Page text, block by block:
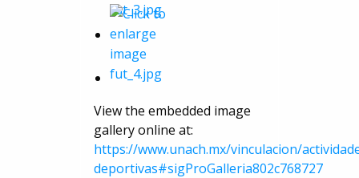
View the embedded image
gallery online at:
https://www.unach.mx/vinculacion/
deportivas#sigProGalleria802c768727